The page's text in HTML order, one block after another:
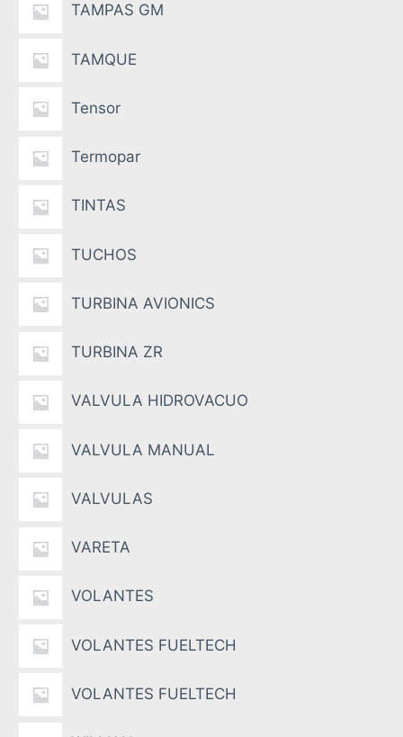
TAMPAS GM
TAMQUE
Tensor
Termopar
TINTAS
TUCHOS
TURBINA AVIONICS
TURBINA ZR
VALVULA HIDROVACUO
VALVULA MANUAL
VALVULAS
VARETA
VOLANTES
VOLANTES FUELTECH
VOLANTES FUELTECH